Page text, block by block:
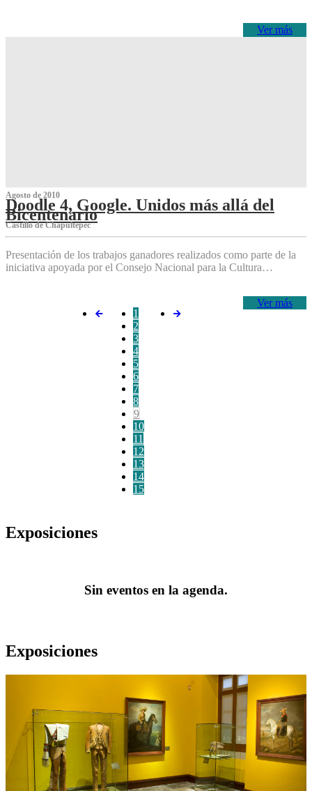
Ver más
Agosto de 2010
Doodle 4, Google. Unidos más allá del
Bicentenario
Castillo de Chapultepec
Presentación de los trabajos ganadores realizados como parte de la
iniciativa apoyada por el Consejo Nacional para la Cultura…
Ver más
1
2
3
4
5
6
7
8
9
10
11
12
13
14
15
Exposiciones
Sin eventos en la agenda.
Exposiciones